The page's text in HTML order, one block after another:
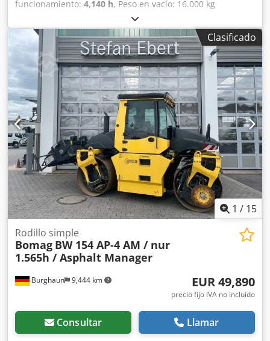
funcionamiento: 4,140 h, Peso en vacío: 16.000 kg
Dimensiones (lxanxal): 622 x 230 x 299 cm Ubicación: El
Burgo de Ebro (Zaragoza) Rodillo de compactación usado,
de hombre sentado marca Bomag , modelo BW216 D5 . Se
trata de una apisonadora de ruedas y un solo tambor de
16 toneladas. Este versátil compactador se adapta sin
problema a cualquier lugar del trabajo, proporcionando
resultados de compactación y apisonamiento líderes del
sector en obras pequeñas o medianas, en trabajos de
construcción de infraestructura de transporte como
carreteras o construcción de edificios. El rodillo
compactador de ocasión BW216 D5 tiene un peso de
15.990 kg. y una anchura de tambor de 2,13 m. precio:
PRECIO A CONSULTAR Crsdpfxszi Eb Nj Abxof Ancho de
tambor: 2.130 mm Diámetro de tambor: 1.500 mm
Capacidad de depósito: 250 l Amplitud: 2,10/1,10 mm CE
Clasificado
1 / 15
Burghaun 9,444 km
Rodillo simple
Bomag BW 154 AP-4 AM / nur
1.565h / Asphalt Manager
EUR 49,890
precio fijo IVA no incluído
Consultar Llamar